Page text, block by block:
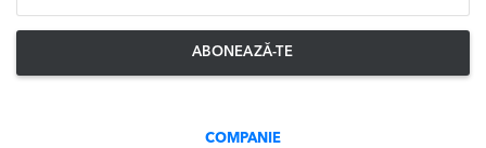
ABONEAZĂ-TE
COMPANIE